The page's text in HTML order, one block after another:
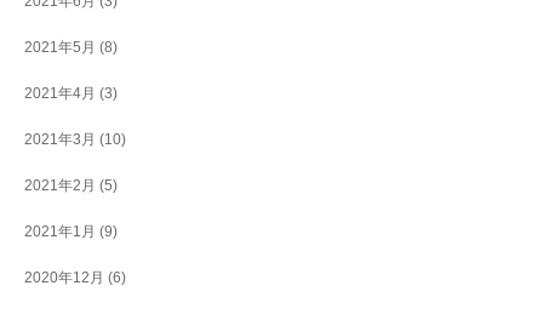
2021年5月 (8)
2021年4月 (3)
2021年3月 (10)
2021年2月 (5)
2021年1月 (9)
2020年12月 (6)